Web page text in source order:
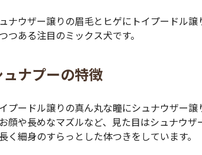
ナウザー譲りの眉毛とヒゲにトイプードル
つある注目のミックス犬です。
ュナプーの特徴
プードル譲りの真ん丸な瞳にシュナウザー
顔や長めなマズルなど、見た目はシュナウ
く細身のすらっとした体つきをしています。